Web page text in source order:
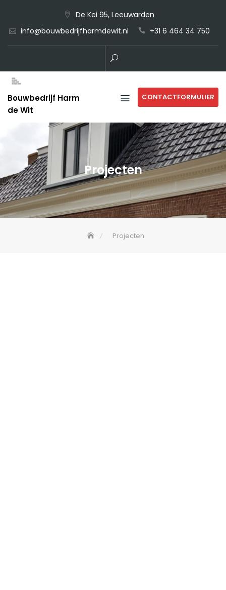
content
De Kei 95, Leeuwarden
info@bouwbedrijfharmdewit.nl
+31 6 464 34 750
Bouwbedrijf Harm
de Wit
CONTACTFORMULIER
Projecten
Projecten